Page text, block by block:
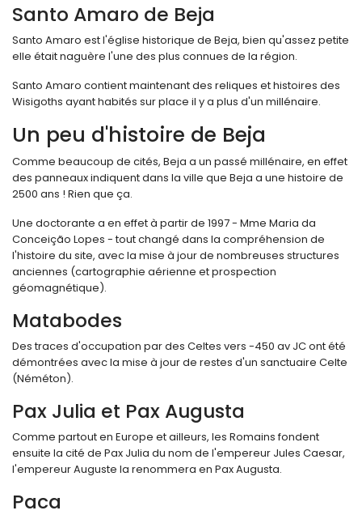
Santo Amaro de Beja
Santo Amaro est l'église historique de Beja, bien qu'assez petite
elle était naguère l'une des plus connues de la région.
Santo Amaro contient maintenant des reliques et histoires des
Wisigoths ayant habités sur place il y a plus d'un millénaire.
Un peu d'histoire de Beja
Comme beaucoup de cités, Beja a un passé millénaire, en effet
des panneaux indiquent dans la ville que Beja a une histoire de
2500 ans ! Rien que ça.
Une doctorante a en effet à partir de 1997 - Mme Maria da
Conceição Lopes - tout changé dans la compréhension de
l'histoire du site, avec la mise à jour de nombreuses structures
anciennes (cartographie aérienne et prospection
géomagnétique).
Matabodes
Des traces d'occupation par des Celtes vers -450 av JC ont été
démontrées avec la mise à jour de restes d'un sanctuaire Celte
(Néméton).
Pax Julia et Pax Augusta
Comme partout en Europe et ailleurs, les Romains fondent
ensuite la cité de Pax Julia du nom de l'empereur Jules Caesar,
l'empereur Auguste la renommera en Pax Augusta.
Paca